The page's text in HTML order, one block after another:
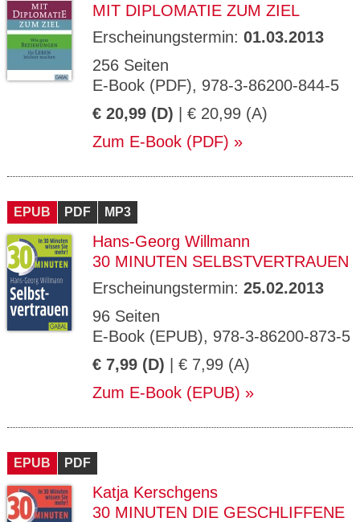
MIT DIPLOMATIE ZUM ZIEL
Erscheinungstermin: 01.03.2013
256 Seiten
E-Book (PDF), 978-3-86200-844-5
€ 20,99 (D) | € 20,99 (A)
Zum E-Book (PDF)
EPUB PDF MP3
Hans-Georg Willmann
30 MINUTEN SELBSTVERTRAUEN
Erscheinungstermin: 25.02.2013
96 Seiten
E-Book (EPUB), 978-3-86200-873-5
€ 7,99 (D) | € 7,99 (A)
Zum E-Book (EPUB)
EPUB PDF
Katja Kerschgens
30 MINUTEN DIE GESCHLIFFENE